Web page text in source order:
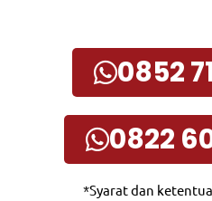
0852
0822
*Syarat dan